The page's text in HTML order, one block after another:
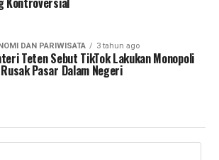
DAN PARIWISATA 3 tahun ago
Teten Sebut TikTok Lakukan Monopoli
Pasar Dalam Negeri